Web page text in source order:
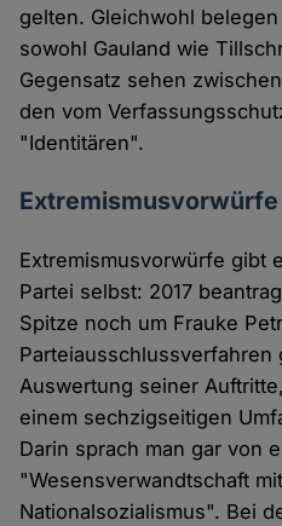
gelten. Gleichwohl
sowohl Gauland wie
Gegensatz sehen
den vom
"Identitären".
Extremismusvorwürfe gibt
Partei selbst: 2017
Spitze noch um Frauke
Auswertung seiner
einem sechzigseitigen
Darin sprach man gar von
"Wesensverwandtschaft
Nationalsozialismus". Bei